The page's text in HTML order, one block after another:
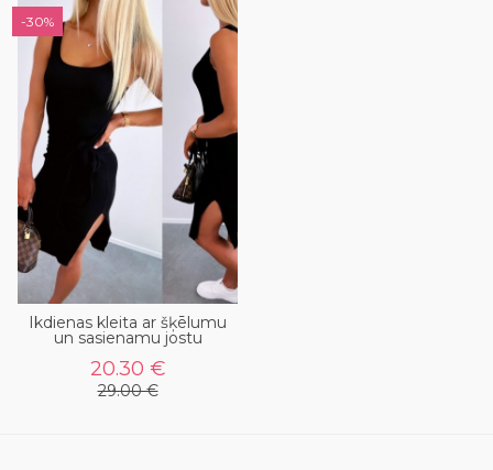
-30%
Ikdienas kleita ar šķēlumu
un sasienamu jostu
20.30 €
29.00 €